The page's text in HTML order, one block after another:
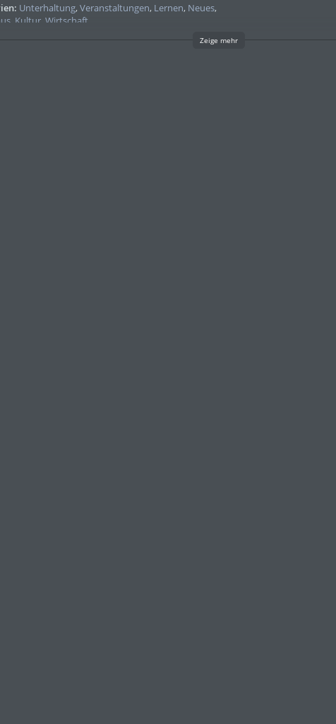
Unterhaltung,Veranstaltungen, Lernen, Neues,
Kultur ,Wirtschaft
Zeige mehr